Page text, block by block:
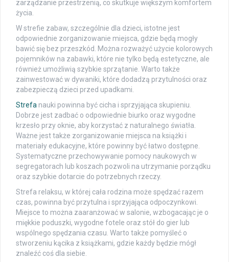
zarządzanie przestrzenią, co skutkuje większym komfortem
życia.
W strefie zabaw, szczególnie dla dzieci, istotne jest
odpowiednie zorganizowanie miejsca, gdzie będą mogły
bawić się bez przeszkód. Można rozważyć użycie kolorowych
pojemników na zabawki, które nie tylko będą estetyczne, ale
również umożliwią szybkie sprzątanie. Warto także
zainwestować w dywaniki, które dodadzą przytulności oraz
zabezpieczą dzieci przed upadkami.
Strefa nauki powinna być cicha i sprzyjająca skupieniu.
Dobrze jest zadbać o odpowiednie biurko oraz wygodne
krzesło przy oknie, aby korzystać z naturalnego światła.
Ważne jest także zorganizowanie miejsca na książki i
materiały edukacyjne, które powinny być łatwo dostępne.
Systematyczne przechowywanie pomocy naukowych w
segregatorach lub koszach pozwoli na utrzymanie porządku
oraz szybkie dotarcie do potrzebnych rzeczy.
Strefa relaksu, w której cała rodzina może spędzać razem
czas, powinna być przytulna i sprzyjająca odpoczynkowi.
Miejsce to można zaaranżować w salonie, wzbogacając je o
miękkie poduszki, wygodne fotele oraz stół do gier lub
wspólnego spędzania czasu. Warto także pomyśleć o
stworzeniu kącika z książkami, gdzie każdy będzie mógł
znaleźć coś dla siebie.